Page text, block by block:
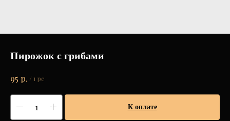
Пирожок с грибами
95 р. / 1 pc
К оплате